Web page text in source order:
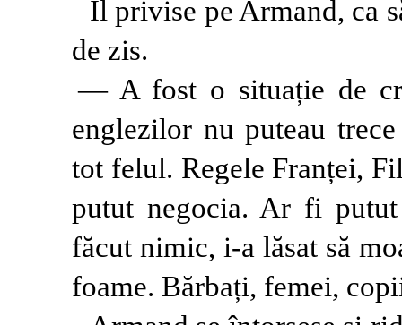
Îl privise pe Armand, ca
de zis.
— A fost o situație de
englezilor nu puteau
tot felul. Regele Franței,
putut negocia. Ar fi
făcut nimic, i-a lăsat să
foame. Bărbați, femei,